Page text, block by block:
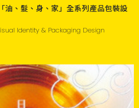
油、髮、身、家」全系列產品包裝設
Identity & Packaging Design